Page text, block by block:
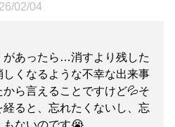
02/04
があったら…消すより残した
しくなるような不幸な出来事
から言えることですけど💦そ
ると、忘れたくないし、忘
もないのです😭